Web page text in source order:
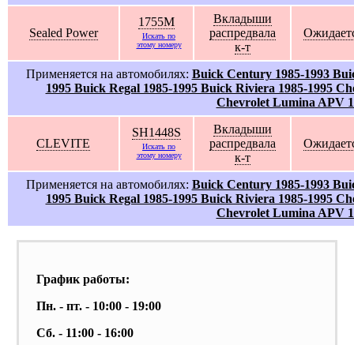
Sealed Power
1755M
Искать по
этому номеру
Вкладыши
распредвала
к-т
Применяется на автомобилях: Buick Century 1985-1993
1995 Buick Regal 1985-1995 Buick Riviera 1985-1995
Chevrolet Lumina APV
CLEVITE
SH1448S
Искать по
этому номеру
Вкладыши
распредвала
к-т
Применяется на автомобилях: Buick Century 1985-1993
1995 Buick Regal 1985-1995 Buick Riviera 1985-1995
Chevrolet Lumina APV
График работы:
Пн. - пт. - 10:00 - 19:00
Сб. - 11:00 - 16:00